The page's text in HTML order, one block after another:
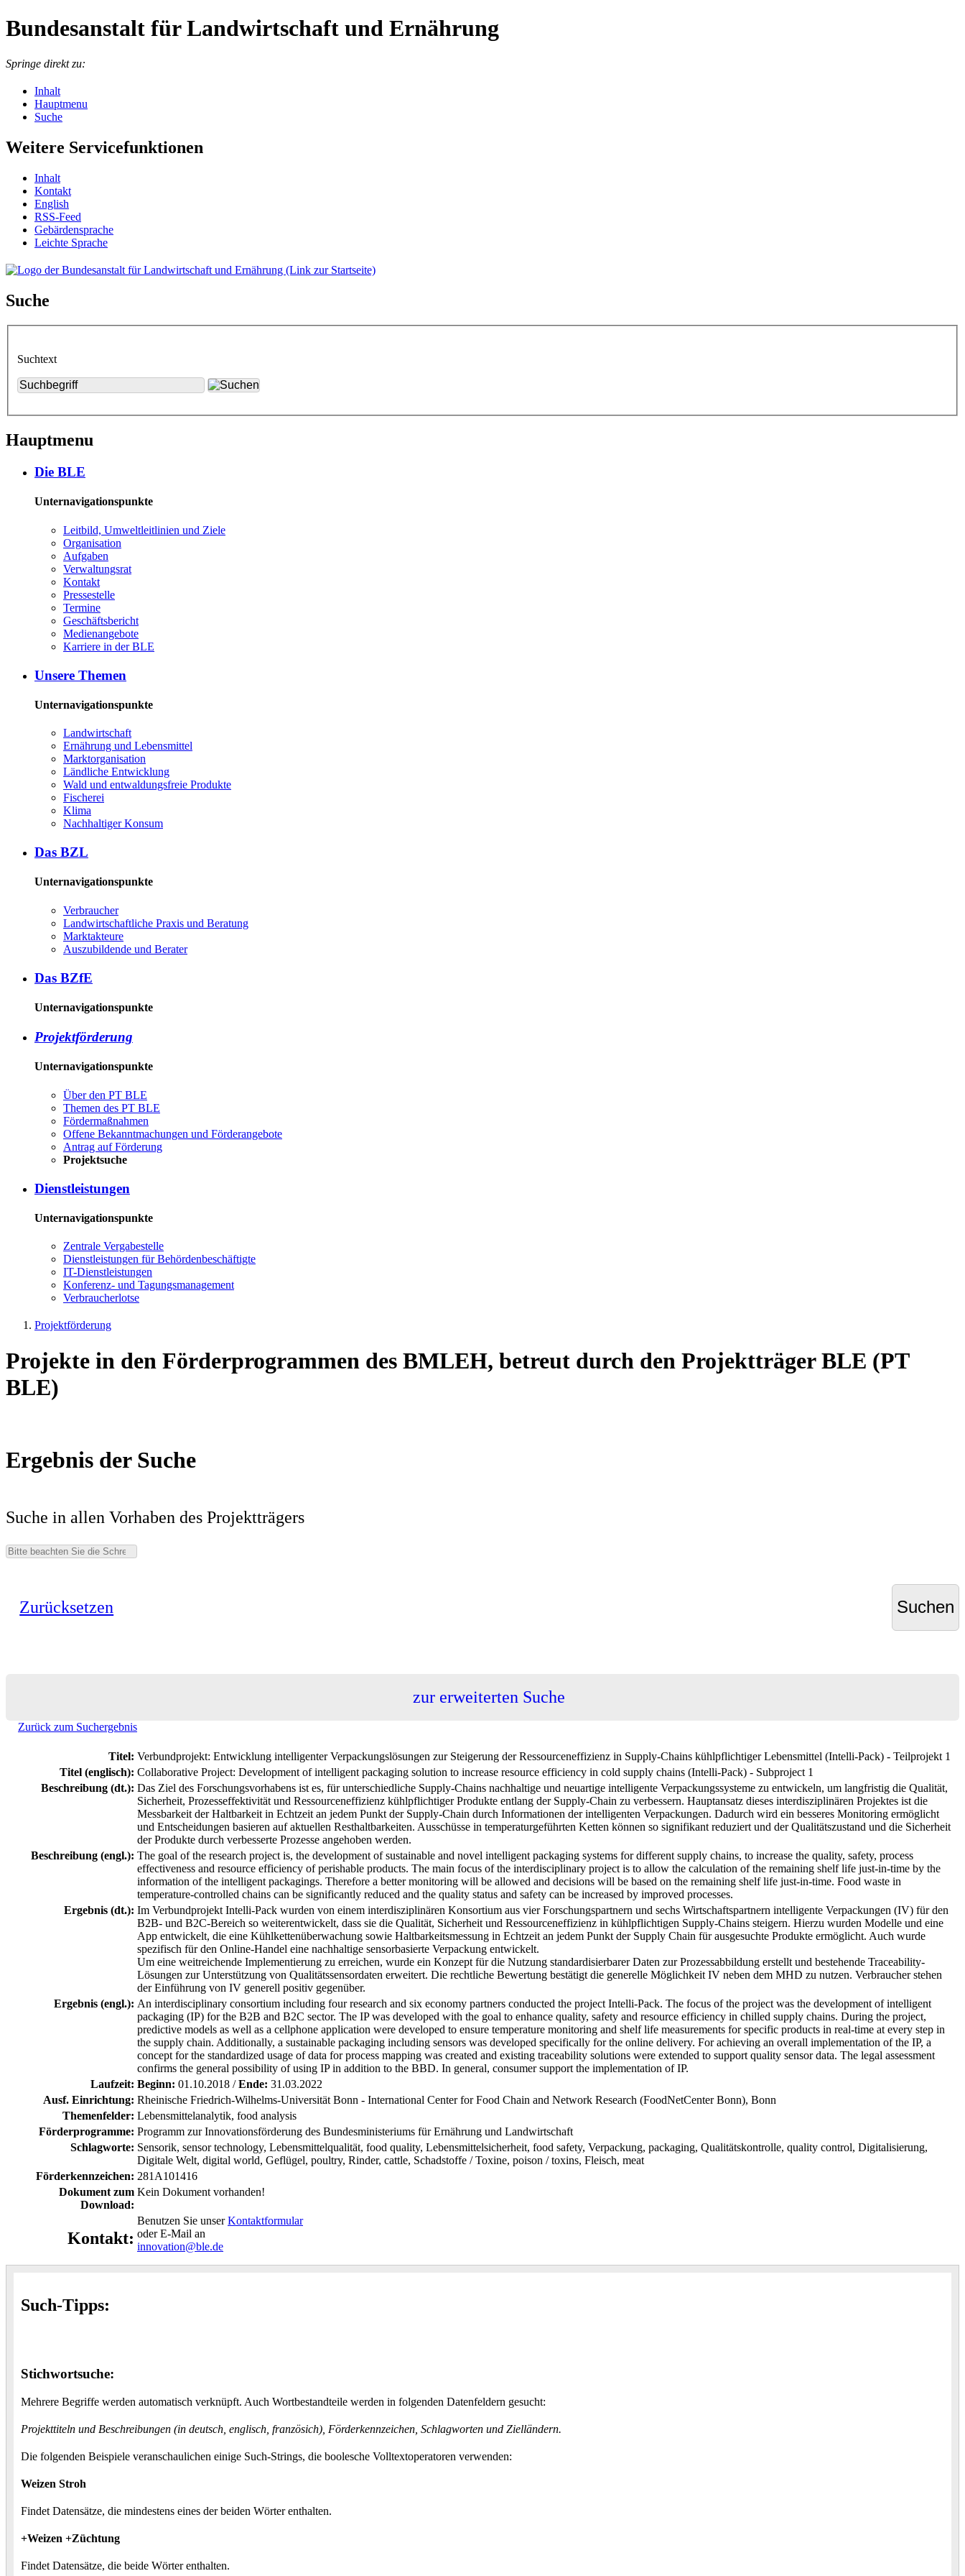
Bundesanstalt für Landwirtschaft und Ernährung
Springe direkt zu:
Inhalt
Hauptmenu
Suche
Weitere Servicefunktionen
In­halt
Kon­takt
English
RSS-Feed
Ge­bär­den­spra­che
Leich­te Spra­che
Suche
Suchtext
Hauptmenu
Die BLE
Unternavigationspunkte
Leit­bild, Um­welt­leit­li­ni­en und Zie­le
Or­ga­ni­sa­ti­on
Auf­ga­ben
Ver­wal­tungs­rat
Kon­takt
Pres­se­stel­le
Ter­mi­ne
Ge­schäfts­be­richt
Me­di­en­an­ge­bo­te
Kar­rie­re in der BLE
Un­se­re The­men
Unternavigationspunkte
Land­wirt­schaft
Er­näh­rung und Le­bens­mit­tel
Markt­or­ga­ni­sa­ti­on
Länd­li­che Ent­wick­lung
Wald und ent­wal­dungs­freie Pro­duk­te
Fi­sche­rei
Kli­ma
Nach­hal­ti­ger Kon­sum
Das BZL
Unternavigationspunkte
Ver­brau­cher
Land­wirtschaft­liche Pra­xis und Be­ra­tung
Mark­tak­teu­re
Aus­zu­bil­den­de und Be­ra­ter
Das BZ­fE
Unternavigationspunkte
Pro­jekt­för­de­rung
Unternavigationspunkte
Über den PT BLE
The­men des PT BLE
För­der­maß­nah­men
Of­fe­ne Be­kannt­ma­chun­gen und För­der­an­ge­bo­te
An­trag auf För­de­rung
Pro­jekt­su­che
Dienst­leis­tun­gen
Unternavigationspunkte
Zen­tra­le Ver­ga­be­stel­le
Dienst­leis­tun­gen für Be­hör­den­be­schäf­tig­te
IT-Dienst­leis­tun­gen
Kon­fe­renz- und Tagungs­management
Ver­brau­cher­lot­se
Projektförderung
Projekte in den Förderprogrammen des BMLEH, betreut durch den Projektträger BLE (PT
BLE)
Ergebnis der Suche
Suche in allen Vorhaben des Projektträgers
Zurücksetzen
zur erweiterten Suche
Zurück zum Suchergebnis
Titel: Verbundprojekt: Entwicklung intelligenter Verpackungslösungen zur Steigerung der Ressourceneffizienz in Supply-Chains kühlpflichtiger Lebensmittel (Intelli-Pack) - Teilprojekt 1
Titel (englisch): Collaborative Project: Development of intelligent packaging solution to increase resource efficiency in cold supply chains (Intelli-Pack) - Subproject 1
Beschreibung (dt.): Das Ziel des Forschungsvorhabens ist es, für unterschiedliche Supply-Chains nachhaltige und neuartige intelligente Verpackungssysteme zu entwickeln, um langfristig die Qualität,
Sicherheit, Prozesseffektivität und Ressourceneffizienz kühlpflichtiger Produkte entlang der Supply-Chain zu verbessern. Hauptansatz dieses interdisziplinären Projektes ist die
Messbarkeit der Haltbarkeit in Echtzeit an jedem Punkt der Supply-Chain durch Informationen der intelligenten Verpackungen. Dadurch wird ein besseres Monitoring ermöglicht
und Entscheidungen basieren auf aktuellen Resthaltbarkeiten. Ausschüsse in temperaturgeführten Ketten können so signifikant reduziert und der Qualitätszustand und die Sicherheit
der Produkte durch verbesserte Prozesse angehoben werden.
Beschreibung (engl.): The goal of the research project is, the development of sustainable and novel intelligent packaging systems for different supply chains, to increase the quality, safety, process
effectiveness and resource efficiency of perishable products. The main focus of the interdisciplinary project is to allow the calculation of the remaining shelf life just-in-time by the
information of the intelligent packagings. Therefore a better monitoring will be allowed and decisions will be based on the remaining shelf life just-in-time. Food waste in
temperature-controlled chains can be significantly reduced and the quality status and safety can be increased by improved processes.
Ergebnis (dt.): Im Verbundprojekt Intelli-Pack wurden von einem interdisziplinären Konsortium aus vier Forschungspartnern und sechs Wirtschaftspartnern intelligente Verpackungen (IV) für den
B2B- und B2C-Bereich so weiterentwickelt, dass sie die Qualität, Sicherheit und Ressourceneffizienz in kühlpflichtigen Supply-Chains steigern. Hierzu wurden Modelle und eine
App entwickelt, die eine Kühlkettenüberwachung sowie Haltbarkeitsmessung in Echtzeit an jedem Punkt der Supply Chain für ausgesuchte Produkte ermöglicht. Auch wurde
spezifisch für den Online-Handel eine nachhaltige sensorbasierte Verpackung entwickelt.
Um eine weitreichende Implementierung zu erreichen, wurde ein Konzept für die Nutzung standardisierbarer Daten zur Prozessabbildung erstellt und bestehende Traceability-
Lösungen zur Unterstützung von Qualitätssensordaten erweitert. Die rechtliche Bewertung bestätigt die generelle Möglichkeit IV neben dem MHD zu nutzen. Verbraucher stehen
der Einführung von IV generell positiv gegenüber.
Ergebnis (engl.): An interdisciplinary consortium including four research and six economy partners conducted the project Intelli-Pack. The focus of the project was the development of intelligent
packaging (IP) for the B2B and B2C sector. The IP was developed with the goal to enhance quality, safety and resource efficiency in chilled supply chains. During the project,
predictive models as well as a cellphone application were developed to ensure temperature monitoring and shelf life measurements for specific products in real-time at every step in
the supply chain. Additionally, a sustainable packaging including sensors was developed specifically for the online delivery. For achieving an overall implementation of the IP, a
concept for the standardized usage of data for process mapping was created and existing traceability solutions were extended to support quality sensor data. The legal assessment
confirms the general possibility of using IP in addition to the BBD. In general, consumer support the implementation of IP.
Laufzeit: Beginn: 01.10.2018 /Ende: 31.03.2022
Ausf. Einrichtung: Rheinische Friedrich-Wilhelms-Universität Bonn - International Center for Food Chain and Network Research (FoodNetCenter Bonn), Bonn
Themenfelder: Lebensmittelanalytik, food analysis
Förderprogramme: Programm zur Innovationsförderung des Bundesministeriums für Ernährung und Landwirtschaft
Schlagworte: Sensorik, sensor technology, Lebensmittelqualität, food quality, Lebensmittelsicherheit, food safety, Verpackung, packaging, Qualitätskontrolle, quality control, Digitalisierung,
Digitale Welt, digital world, Geflügel, poultry, Rinder, cattle, Schadstoffe / Toxine, poison / toxins, Fleisch, meat
Förderkennzeichen: 281A101416
Dokument zum
Download:
Kein Dokument vorhanden!
Kontakt:
Benutzen Sie unserKontaktformular
oder E-Mail an
innovation@ble.de
Such-Tipps:
Stichwortsuche:
Mehrere Begriffe werden automatisch verknüpft. Auch Wortbestandteile werden in folgenden Datenfeldern gesucht:
Projekttiteln und Beschreibungen (in deutsch, englisch, französich), Förderkennzeichen, Schlagworten und Zielländern.
Die folgenden Beispiele veranschaulichen einige Such-Strings, die boolesche Volltextoperatoren verwenden:
Weizen Stroh
Findet Datensätze, die mindestens eines der beiden Wörter enthalten.
+Weizen +Züchtung
Findet Datensätze, die beide Wörter enthalten.